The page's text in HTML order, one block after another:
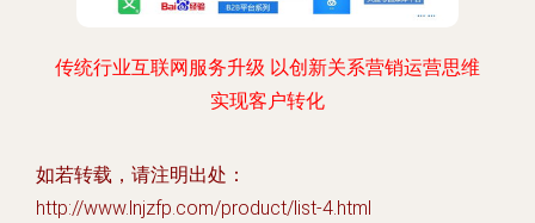
传统行业互联网服务升级 以创新关系营销运营思维
实现客户转化
如若转载，请注明出处：
http://www.lnjzfp.com/product/list-4.html